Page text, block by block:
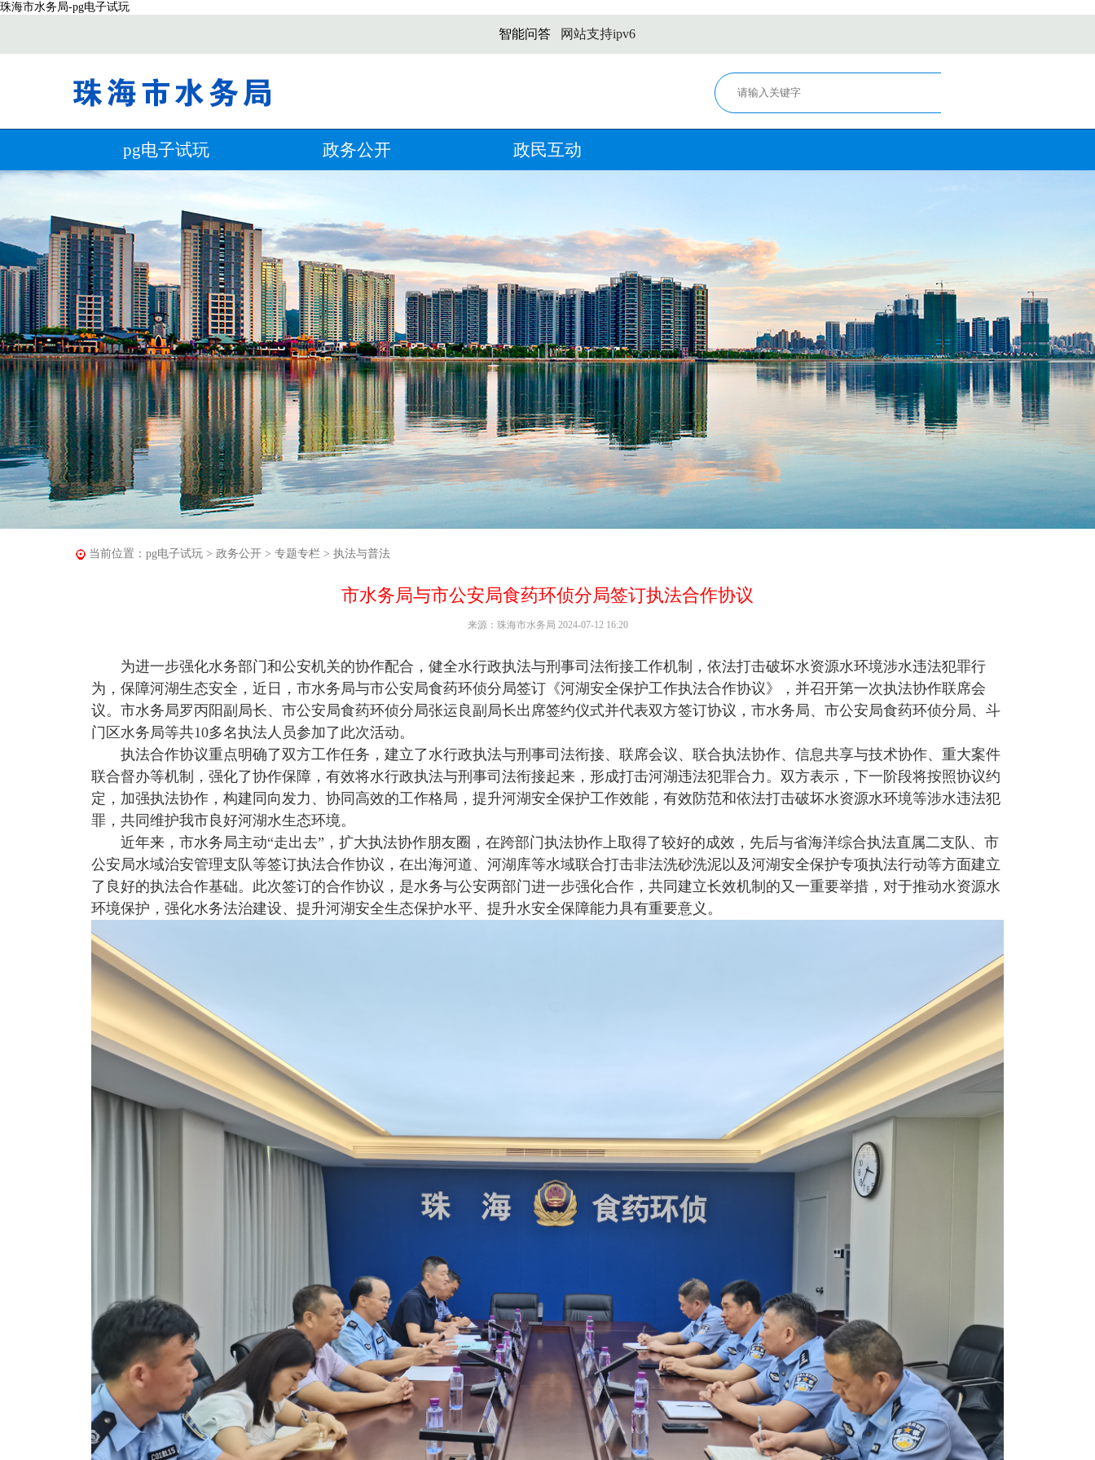
珠海市水务局-pg电子试玩
智能问答 网站支持ipv6
pg电子试玩 政务公开 政民互动
当前位置： pg电子试玩 > 政务公开 > 专题专栏 > 执法与普法
市水务局与市公安局食药环侦分局签订执法合作协议
来源：珠海市水务局 2024-07-12 16:20
为进一步强化水务部门和公安机关的协作配合，健全水行政执法与刑事司法衔接工作机制，依法打击破坏水资源水环境涉水违法犯罪行
为，保障河湖生态安全，近日，市水务局与市公安局食药环侦分局签订《河湖安全保护工作执法合作协议》，并召开第一次执法协作联席会
议。市水务局罗丙阳副局长、市公安局食药环侦分局张运良副局长出席签约仪式并代表双方签订协议，市水务局、市公安局食药环侦分局、斗
门区水务局等共10多名执法人员参加了此次活动。
执法合作协议重点明确了双方工作任务，建立了水行政执法与刑事司法衔接、联席会议、联合执法协作、信息共享与技术协作、重大案件
联合督办等机制，强化了协作保障，有效将水行政执法与刑事司法衔接起来，形成打击河湖违法犯罪合力。双方表示，下一阶段将按照协议约
定，加强执法协作，构建同向发力、协同高效的工作格局，提升河湖安全保护工作效能，有效防范和依法打击破坏水资源水环境等涉水违法犯
罪，共同维护我市良好河湖水生态环境。
近年来，市水务局主动“走出去”，扩大执法协作朋友圈，在跨部门执法协作上取得了较好的成效，先后与省海洋综合执法直属二支队、市
公安局水域治安管理支队等签订执法合作协议，在出海河道、河湖库等水域联合打击非法洗砂洗泥以及河湖安全保护专项执法行动等方面建立
了良好的执法合作基础。此次签订的合作协议，是水务与公安两部门进一步强化合作，共同建立长效机制的又一重要举措，对于推动水资源水
环境保护，强化水务法治建设、提升河湖安全生态保护水平、提升水安全保障能力具有重要意义。